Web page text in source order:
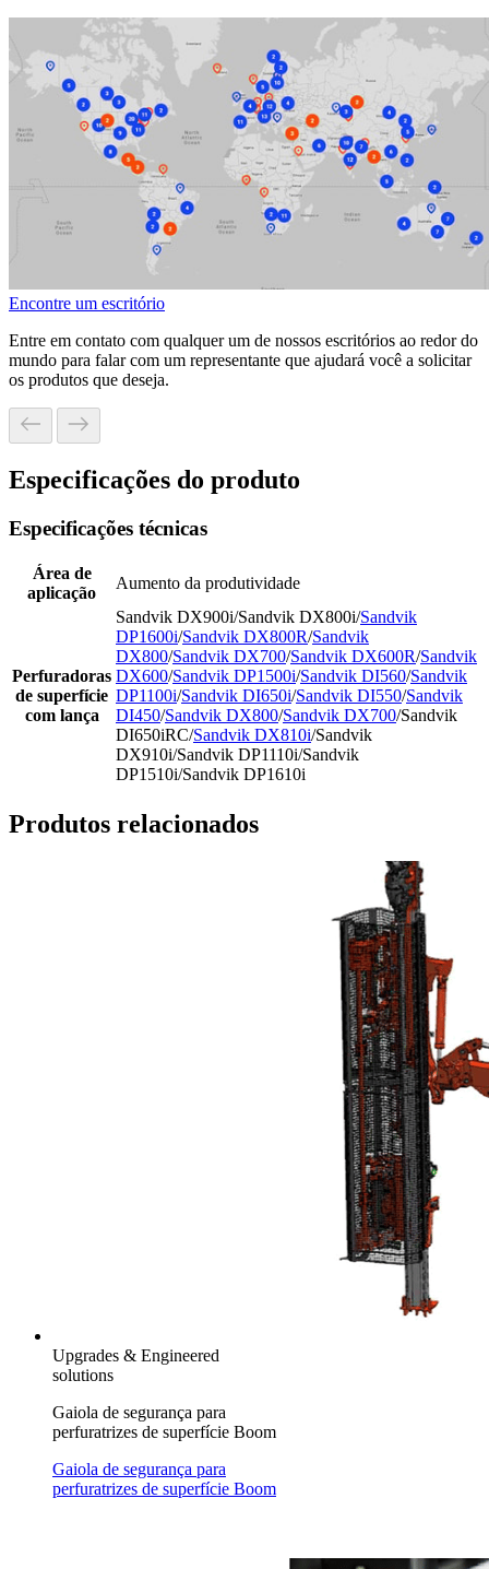
Encontre um escritório
Entre em contato com qualquer um de nossos escritórios ao redor do
mundo para falar com um representante que ajudará você a solicitar
os produtos que deseja.
Especificações do produto
Especificações técnicas
Área de
aplicação
Aumento da produtividade
Perfuradoras
de superfície
com lança
Sandvik DX900i/Sandvik DX800i/Sandvik
DP1600i/Sandvik DX800R/Sandvik
DX800/Sandvik DX700/Sandvik DX600R/Sandvik
DX600/Sandvik DP1500i/Sandvik DI560/Sandvik
DP1100i/Sandvik DI650i/Sandvik DI550/Sandvik
DI450/Sandvik DX800/Sandvik DX700/Sandvik
DI650iRC/Sandvik DX810i/Sandvik
DX910i/Sandvik DP1110i/Sandvik
DP1510i/Sandvik DP1610i
Produtos relacionados
Upgrades & Engineered
solutions
Gaiola de segurança para
perfuratrizes de superfície Boom
Gaiola de segurança para
perfuratrizes de superfície Boom